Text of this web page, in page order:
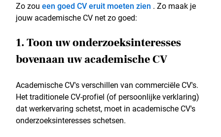
Zo zou een goed CV eruit moeten zien . Zo maak je
jouw academische CV net zo goed:
1. Toon uw onderzoeksinteresses
bovenaan uw academische CV
Academische CV's verschillen van commerciële CV's.
Het traditionele CV-profiel (of persoonlijke verklaring)
dat werkervaring schetst, moet in academische CV's
onderzoeksinteresses schetsen.